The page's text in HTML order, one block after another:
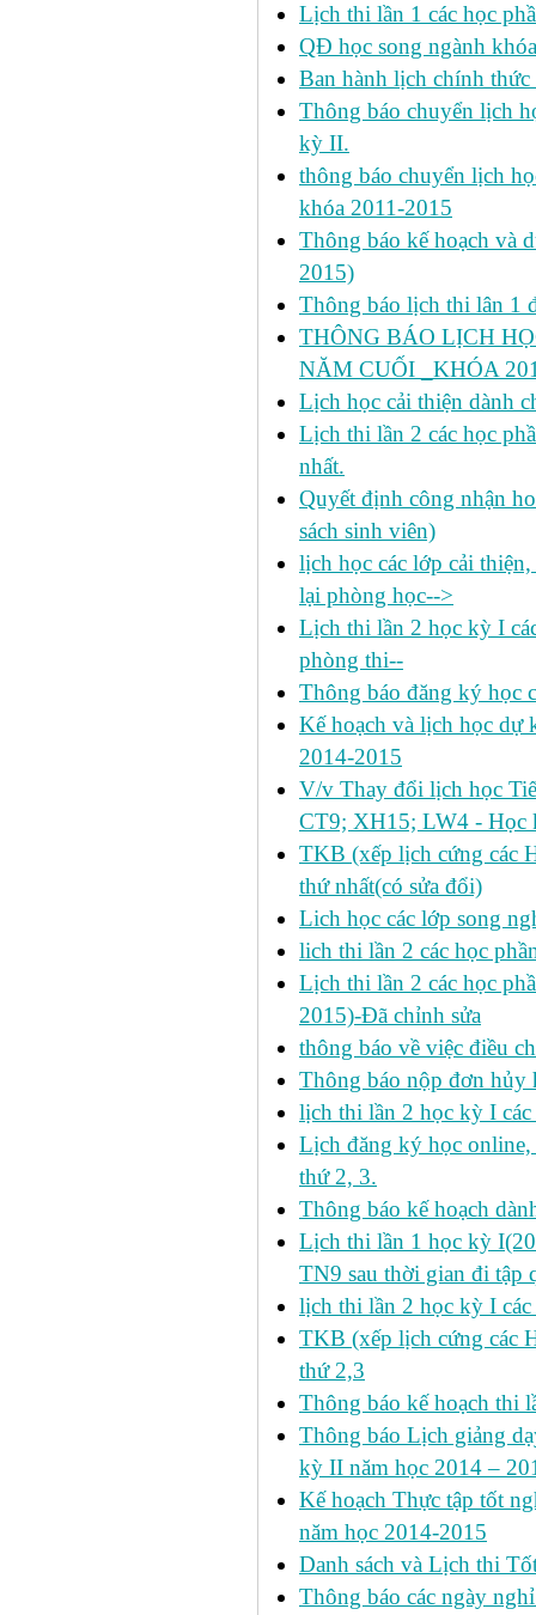
Lịch thi lần 1 các học
QĐ học song ngành
Ban hành lịch chính
Thông báo chuyển lịch
kỳ II.
thông báo chuyển lịch
khóa 2011-2015
Thông báo kế hoạch và
2015)
Thông báo lịch thi lân 1
THÔNG BÁO LỊCH
NĂM CUỐI _KHÓA
Lịch học cải thiện dành
Lịch thi lần 2 các học
nhất.
Quyết định công nhận
sách sinh viên)
lịch học các lớp cải
lại phòng học-->
Lịch thi lần 2 học kỳ I
phòng thi--
Thông báo đăng ký học
Kế hoạch và lịch học dự
2014-2015
V/v Thay đổi lịch học
CT9; XH15; LW4 - Học
TKB (xếp lịch cứng các
thứ nhất(có sửa đổi)
Lich học các lớp song
lich thi lần 2 các học
Lịch thi lần 2 các học
2015)-Đã chỉnh sửa
thông báo về việc điều
Thông báo nộp đơn hủy
lịch thi lần 2 học kỳ I
Lịch đăng ký học
thứ 2, 3.
Thông báo kế hoạch
Lịch thi lần 1 học kỳ
TN9 sau thời gian đi tập
lịch thi lần 2 học kỳ I
TKB (xếp lịch cứng các
thứ 2,3
Thông báo kế hoạch thi
Thông báo Lịch giảng
kỳ II năm học 2014 –
Kế hoạch Thực tập tốt
năm học 2014-2015
Danh sách và Lịch thi
Thông báo các ngày